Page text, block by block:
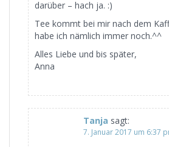
darüber – hach ja. :)
Tee kommt bei mir nach dem
habe ich nämlich immer noch.^^
Alles Liebe und bis später,
Anna
Tanja sagt:
7. Januar 2017 um 6:37